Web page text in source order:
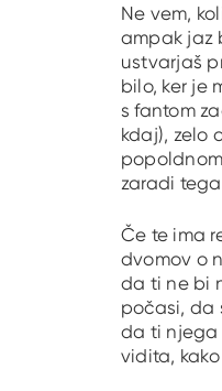
Ne vem,
ampak jaz
ustvarjaš
bilo, ker je
s fantom
kdaj), zelo
zaradi
Če te ima
dvomov o
da ti ne bi
počasi, da
da ti njega
vidita,